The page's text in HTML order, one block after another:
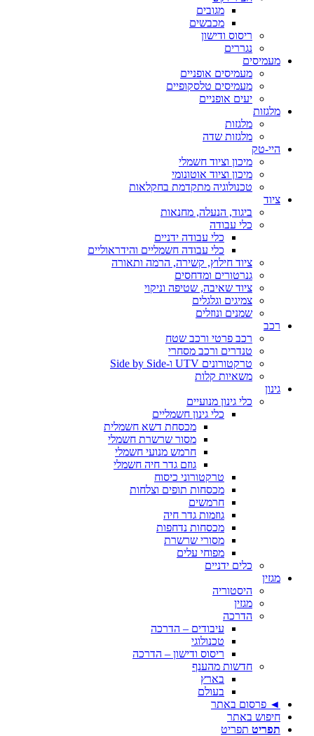
מגובים
מכבשים
ריסוס ודישון
נגררים
מעמיסים
מעמיסים אופניים
מעמיסים טלסקופיים
יעים אופניים
מלגזות
מלגזות
מלגזות שדה
היי-טק
מיכון וציוד חשמלי
מיכון וציוד אוטונומי
טכנולוגיה מתקדמת בחקלאות
ציוד
ביגוד, הנעלה, מחנאות
כלי עבודה
כלי עבודה ידניים
כלי עבודה חשמליים והידראוליים
ציוד חילוץ, קשירה, הרמה ותאורה
גנרטורים ומדחסים
ציוד שאיבה, שטיפה וניקוי
צמיגים וגלגלים
שמנים ונוזלים
רכב
רכב פרטי ורכב שטח
טנדרים ורכב מסחרי
טרקטורונים UTV ו-Side by Side
משאיות קלות
גינון
כלי גינון מנועיים
כלי גינון חשמליים
מכסחת דשא חשמלית
מסור שרשרת חשמלי
חרמש מנועי חשמלי
גוזם גדר חיה חשמלי
טרקטורוני כיסוח
מכסחות תופים וצלחות
חרמשים
גוזמות גדר חיה
מכסחות נדחפות
מסורי שרשרת
מפוחי עלים
כלים ידניים
מגזין
היסטוריה
מגזין
הדרכה
עיבודים – הדרכה
טכנולוגי
ריסוס ודישון – הדרכה
חדשות מהענף
בארץ
בעולם
◄ פרסום באתר
חיפוש באתר
תפריט תפריט